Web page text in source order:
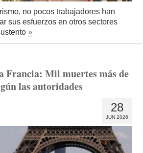
no pocos trabajadores han
sus esfuerzos en otros sectores
»
Francia: Mil muertes más de
las autoridades
28
JUN 2026